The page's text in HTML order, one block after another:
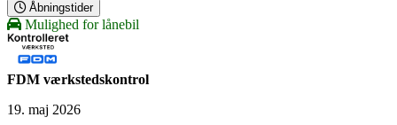
Åbningstider
Mulighed for lånebil
FDM værkstedskontrol
19. maj 2026